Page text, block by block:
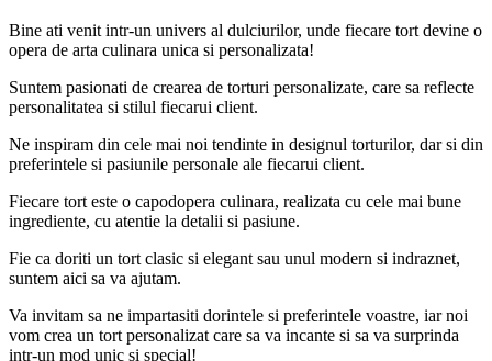
Bine ati venit intr-un univers al dulciurilor, unde fiecare tort devine o
opera de arta culinara unica si personalizata!
Suntem pasionati de crearea de torturi personalizate, care sa reflecte
personalitatea si stilul fiecarui client.
Ne inspiram din cele mai noi tendinte in designul torturilor, dar si din
preferintele si pasiunile personale ale fiecarui client.
Fiecare tort este o capodopera culinara, realizata cu cele mai bune
ingrediente, cu atentie la detalii si pasiune.
Fie ca doriti un tort clasic si elegant sau unul modern si indraznet,
suntem aici sa va ajutam.
Va invitam sa ne impartasiti dorintele si preferintele voastre, iar noi
vom crea un tort personalizat care sa va incante si sa va surprinda
intr-un mod unic si special!